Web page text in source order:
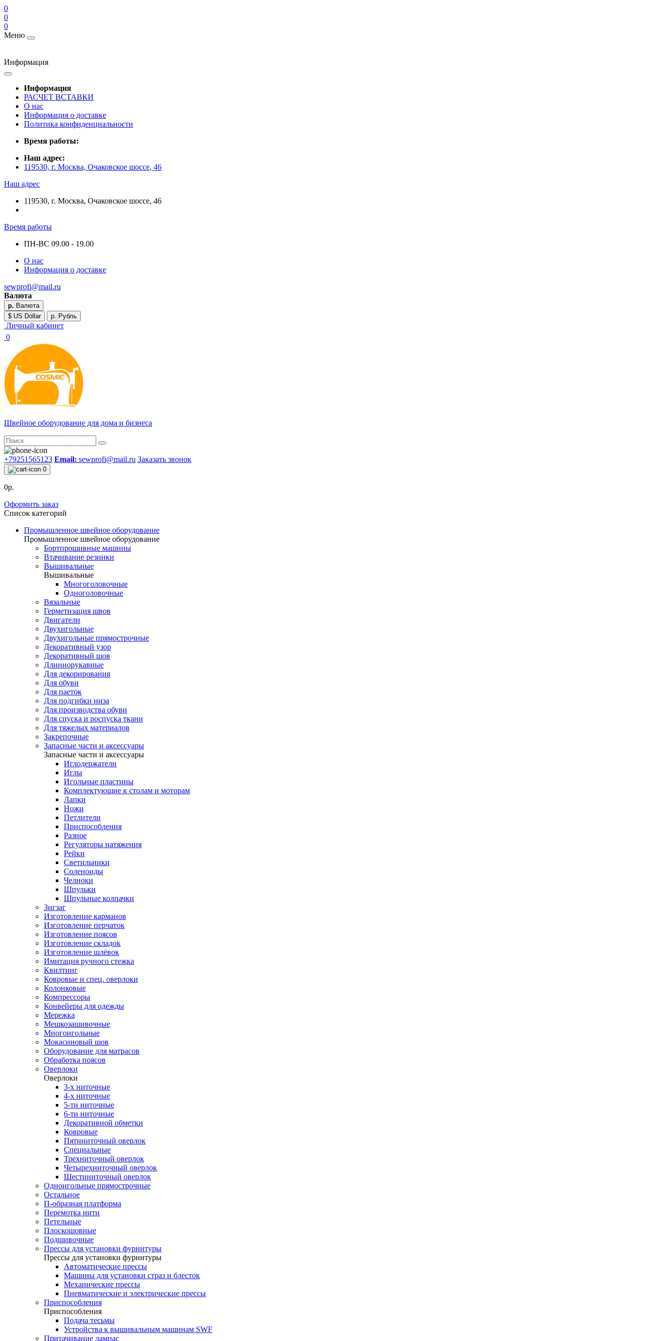
0
0
0
Меню
Информация
Информация
РАСЧЕТ ВСТАВКИ
О нас
Информация о доставке
Политика конфиденциальности
Время работы:
Наш адрес:
119530, г. Москва, Очаковское шоссе, 46
Наш адрес
119530, г. Москва, Очаковское шоссе, 46
Время работы
ПН-ВС 09.00 - 19.00
О нас
Информация о доставке
sewprofi@mail.ru
Валюта
р. Валюта
$ US Dollar
р. Рубль
Личный кабинет
0
Швейное оборудование для дома и бизнеса
+79251565123 Email: sewprofi@mail.ru Заказать звонок
0
0р.
Оформить заказ
Список категорий
Промышленное швейное оборудование
Промышленное швейное оборудование
Бортпрошивные машины
Втачивание резинки
Вышивальные
Вышивальные
Многоголовочные
Одноголовочные
Вязальные
Герметизация швов
Двигатели
Двухигольные
Двухигольные прямострочные
Декоративный узор
Декоративный шов
Длиннорукавные
Для декорирования
Для обуви
Для паеток
Для подгибки низа
Для производства обуви
Для спуска и роспуска ткани
Для тяжелых материалов
Закрепочные
Запасные части и аксессуары
Запасные части и аксессуары
Иглодержатели
Иглы
Игольные пластины
Комплектующие к столам и моторам
Лапки
Ножи
Петлители
Приспособления
Разное
Регуляторы натяжения
Рейки
Светильники
Соленоиды
Челноки
Шпульки
Шпульные колпачки
Зигзаг
Изготовление карманов
Изготовление перчаток
Изготовление поясов
Изготовление складок
Изготовление шлёвок
Имитация ручного стежка
Квилтинг
Ковровые и спец. оверлоки
Колонковые
Компрессоры
Конвейеры для одежды
Мережка
Мешкозашивочные
Многоигольные
Мокасиновый шов
Оборудование для матрасов
Обработка поясов
Оверлоки
Оверлоки
3-х ниточные
4-х ниточные
5-ти ниточные
6-ти ниточные
Декоративной обметки
Ковровые
Пятиниточный оверлок
Специальные
Трехниточный оверлок
Четырехниточный оверлок
Шестиниточный оверлок
Одноигольные прямострочные
Остальное
П-образная платформа
Перемотка нити
Петельные
Плоскошовные
Подшивочные
Прессы для установки фурнитуры
Прессы для установки фурнитуры
Автоматические прессы
Машины для установки страз и блесток
Механические прессы
Пневматические и электрические прессы
Приспособления
Приспособления
Подача тесьмы
Устройства к вышивальным машинам SWF
Притачивание лампас